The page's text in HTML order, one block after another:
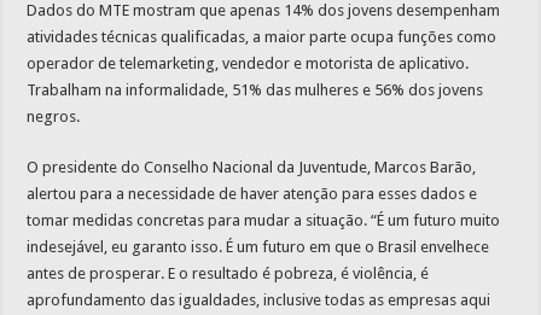
Dados do MTE mostram que apenas 14% dos jovens desempenham
atividades técnicas qualificadas, a maior parte ocupa funções como
operador de telemarketing, vendedor e motorista de aplicativo.
Trabalham na informalidade, 51% das mulheres e 56% dos jovens
negros.
O presidente do Conselho Nacional da Juventude, Marcos Barão,
alertou para a necessidade de haver atenção para esses dados e
tomar medidas concretas para mudar a situação. “É um futuro muito
indesejável, eu garanto isso. É um futuro em que o Brasil envelhece
antes de prosperar. E o resultado é pobreza, é violência, é
aprofundamento das igualdades, inclusive todas as empresas aqui